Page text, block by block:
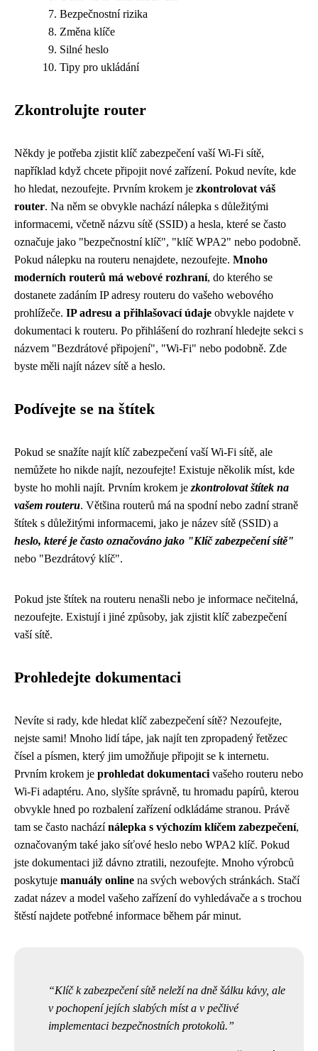
Bezpečnostní rizika
Změna klíče
Silné heslo
Tipy pro ukládání
Zkontrolujte router
Někdy je potřeba zjistit klíč zabezpečení vaší Wi-Fi sítě,
například když chcete připojit nové zařízení. Pokud nevíte, kde
ho hledat, nezoufejte. Prvním krokem je zkontrolovat váš
router. Na něm se obvykle nachází nálepka s důležitými
informacemi, včetně názvu sítě (SSID) a hesla, které se často
označuje jako "bezpečnostní klíč", "klíč WPA2" nebo podobně.
Pokud nálepku na routeru nenajdete, nezoufejte. Mnoho
moderních routerů má webové rozhraní, do kterého se
dostanete zadáním IP adresy routeru do vašeho webového
prohlížeče. IP adresu a přihlašovací údaje obvykle najdete v
dokumentaci k routeru. Po přihlášení do rozhraní hledejte sekci s
názvem "Bezdrátové připojení", "Wi-Fi" nebo podobně. Zde
byste měli najít název sítě a heslo.
Podívejte se na štítek
Pokud se snažíte najít klíč zabezpečení vaší Wi-Fi sítě, ale
nemůžete ho nikde najít, nezoufejte! Existuje několik míst, kde
byste ho mohli najít. Prvním krokem je zkontrolovat štítek na
vašem routeru. Většina routerů má na spodní nebo zadní straně
štítek s důležitými informacemi, jako je název sítě (SSID) a
heslo, které je často označováno jako "Klíč zabezpečení sítě"
nebo "Bezdrátový klíč".
Pokud jste štítek na routeru nenašli nebo je informace nečitelná,
nezoufejte. Existují i ​​jiné způsoby, jak zjistit klíč zabezpečení
vaší sítě.
Prohledejte dokumentaci
Nevíte si rady, kde hledat klíč zabezpečení sítě? Nezoufejte,
nejste sami! Mnoho lidí tápe, jak najít ten zpropadený řetězec
čísel a písmen, který jim umožňuje připojit se k internetu.
Prvním krokem je prohledat dokumentaci vašeho routeru nebo
Wi-Fi adaptéru. Ano, slyšíte správně, tu hromadu papírů, kterou
obvykle hned po rozbalení zařízení odkládáme stranou. Právě
tam se často nacházínálepka s výchozím klíčem zabezpečení,
označovaným také jako síťové heslo nebo WPA2 klíč. Pokud
jste dokumentaci již dávno ztratili, nezoufejte. Mnoho výrobců
poskytuje manuály online na svých webových stránkách. Stačí
zadat název a model vašeho zařízení do vyhledávače a s trochou
štěstí najdete potřebné informace během pár minut.
Klíč k zabezpečení sítě neleží na dně šálku kávy, ale
v pochopení jejích slabých míst a v pečlivé
implementaci bezpečnostních protokolů.